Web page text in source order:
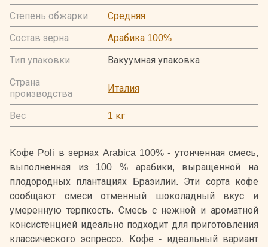
Степень обжарки
Средняя
Состав зерна
Арабика 100%
Тип упаковки
Вакуумная упаковка
Страна
производства
Италия
Вес 1 кг
Кофе Poli в зернах Arabica 100% - утонченная смесь,
выполненная из 100 % арабики, выращенной на
плодородных плантациях Бразилии. Эти сорта кофе
сообщают смеси отменный шоколадный вкус и
умеренную терпкость. Смесь с нежной и ароматной
консистенцией идеально подходит для приготовления
классического эспрессо. Кофе - идеальный вариант